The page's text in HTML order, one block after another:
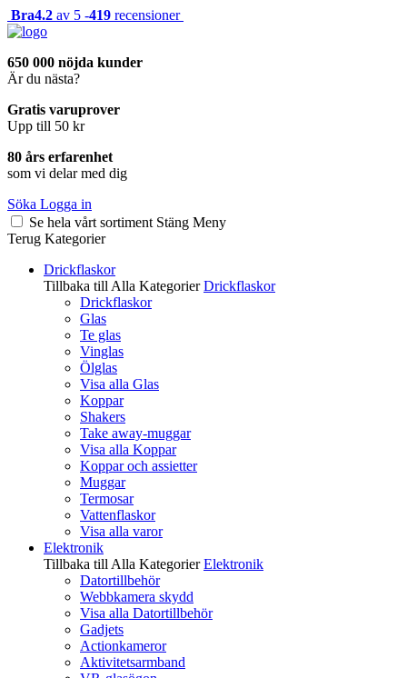
Bra4.2 av 5 -419 recensioner
650 000 nöjda kunder
Är du nästa?
Gratis varuprover
Upp till 50 kr
80 års erfarenhet
som vi delar med dig
Söka Logga in
Se hela vårt sortiment Stäng Meny
Terug Kategorier
Drickflaskor
Tillbaka till Alla Kategorier Drickflaskor
Drickflaskor
Glas
Te glas
Vinglas
Ölglas
Visa alla Glas
Koppar
Shakers
Take away-muggar
Visa alla Koppar
Koppar och assietter
Muggar
Termosar
Vattenflaskor
Visa alla varor
Elektronik
Tillbaka till Alla Kategorier Elektronik
Datortillbehör
Webbkamera skydd
Visa alla Datortillbehör
Gadjets
Actionkameror
Aktivitetsarmband